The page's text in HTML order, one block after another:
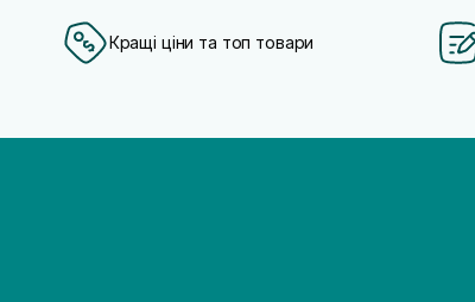
Кращі ціни та топ товари